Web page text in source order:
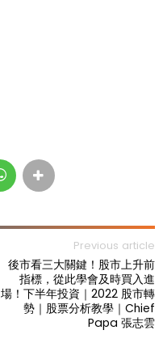
Previous article
後市看三大關鍵！股市上升前
指標，從此學會及時買入進
場！下半年投資｜2022 股市轉
勢｜股票分析教學｜Chief
Papa 張志雲